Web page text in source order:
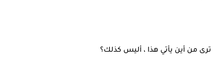
ترى من أين يأتي هذا ، أليس كذلك؟